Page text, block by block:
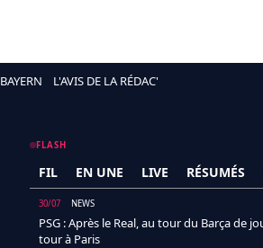
BAYERN L'AVIS DE LA RÉDAC'
FLASH
FIL EN UNE LIVE RÉSUMÉS
30/07 NEWS
PSG : Après le Real, au tour du Barça de
tour à Paris